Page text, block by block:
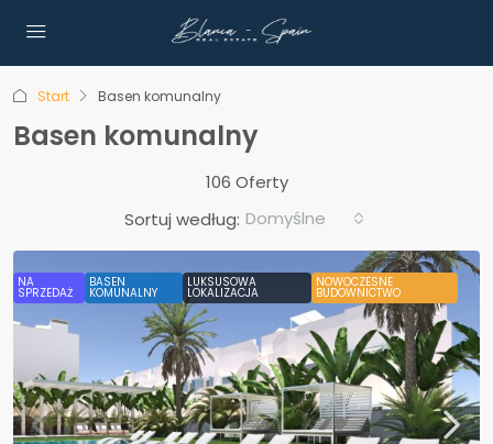
Start Basen komunalny
Basen komunalny
106 Oferty
Sortuj według: Domyślne
NA
SPRZEDAŻ
BASEN
KOMUNALNY
LUKSUSOWA
LOKALIZACJA
NOWOCZESNE
BUDOWNICTWO